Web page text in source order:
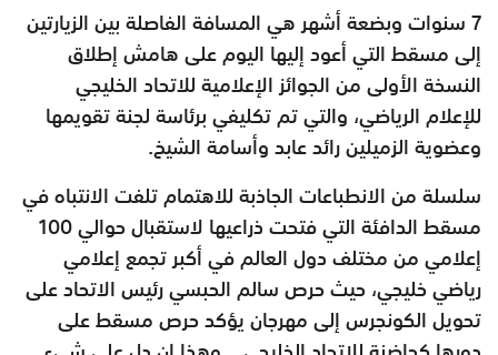
7 سنوات وبضعة أشهر هي المسافة الفاصلة بين الزيارتين
إلى مسقط التي أعود إليها اليوم على هامش إطلاق
النسخة الأولى من الجوائز الإعلامية للاتحاد الخليجي
للإعلام الرياضي، والتي تم تكليفي برئاسة لجنة تقويمها
وعضوية الزميلين رائد عابد وأسامة الشيخ.
سلسلة من الانطباعات الجاذبة للاهتمام تلفت الانتباه في
مسقط الدافئة التي فتحت ذراعيها لاستقبال حوالي 100
إعلامي من مختلف دول العالم في أكبر تجمع إعلامي
رياضي خليجي، حيث حرص سالم الحبسي رئيس الاتحاد على
تحويل الكونجرس إلى مهرجان يؤكد حرص مسقط على